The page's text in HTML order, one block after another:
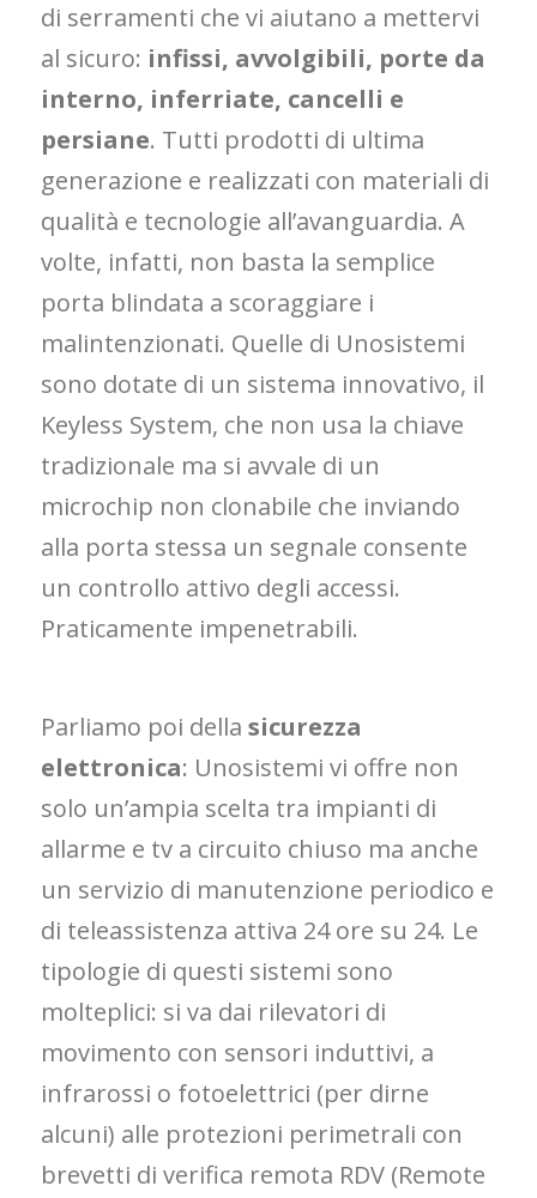
di serramenti che vi aiutano a mettervi
al sicuro: infissi, avvolgibili, porte da
interno, inferriate, cancelli e
persiane. Tutti prodotti di ultima
generazione e realizzati con materiali di
qualità e tecnologie all’avanguardia. A
volte, infatti, non basta la semplice
porta blindata a scoraggiare i
malintenzionati. Quelle di Unosistemi
sono dotate di un sistema innovativo, il
Keyless System, che non usa la chiave
tradizionale ma si avvale di un
microchip non clonabile che inviando
alla porta stessa un segnale consente
un controllo attivo degli accessi.
Praticamente impenetrabili.
Parliamo poi dellasicurezza
elettronica: Unosistemi vi offre non
solo un’ampia scelta tra impianti di
allarme e tv a circuito chiuso ma anche
un servizio di manutenzione periodico e
di teleassistenza attiva 24 ore su 24. Le
tipologie di questi sistemi sono
molteplici: si va dai rilevatori di
movimento con sensori induttivi, a
infrarossi o fotoelettrici (per dirne
alcuni) alle protezioni perimetrali con
brevetti di verifica remota RDV (Remote